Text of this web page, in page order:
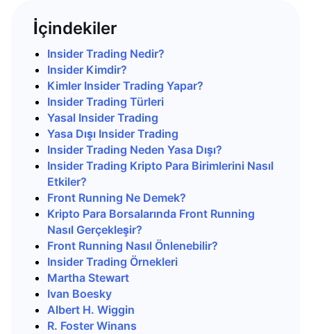
İçindekiler
Insider Trading Nedir?
Insider Kimdir?
Kimler Insider Trading Yapar?
Insider Trading Türleri
Yasal Insider Trading
Yasa Dışı Insider Trading
Insider Trading Neden Yasa Dışı?
Insider Trading Kripto Para Birimlerini Nasıl
Etkiler?
Front Running Ne Demek?
Kripto Para Borsalarında Front Running
Nasıl Gerçekleşir?
Front Running Nasıl Önlenebilir?
Insider Trading Örnekleri
Martha Stewart
Ivan Boesky
Albert H. Wiggin
R. Foster Winans